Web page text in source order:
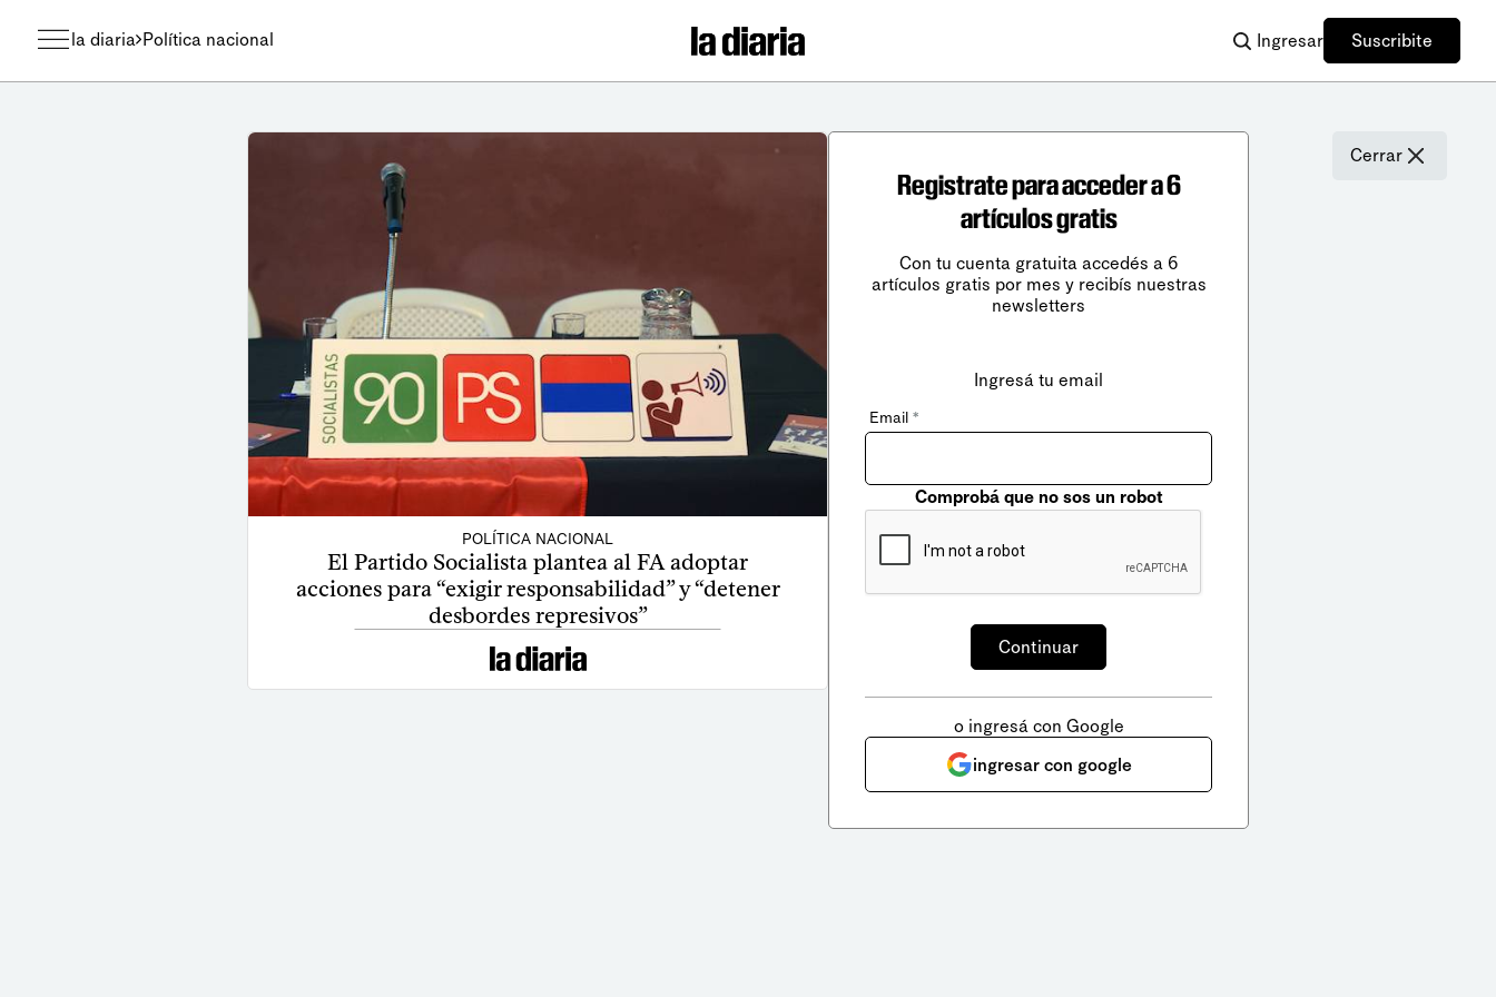
la diaria Política nacional Ingresar Suscribite
POLÍTICA NACIONAL
El Partido Socialista plantea al FA adoptar
acciones para “exigir responsabilidad” y “detener
desbordes represivos”
Cerrar
Registrate para acceder a 6
artículos gratis
Con tu cuenta gratuita accedés a 6
artículos gratis por mes y recibís nuestras
newsletters
Ingresá tu email
Email *
Comprobá que no sos un robot
o ingresá con Google
ingresar con google